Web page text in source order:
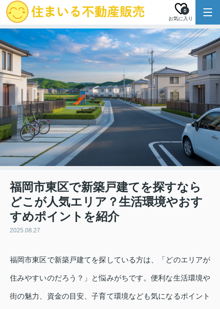
お気に入り
0
福岡市東区で新築戸建てを探すなら
どこが人気エリア？生活環境やおす
すめポイントを紹介
2025.08.27
福岡市東区で新築戸建てを探している方は、「どのエリアが
住みやすいのだろう？」と悩みがちです。便利な生活環境や
街の魅力、資金の目安、子育て環境なども気になるポイント